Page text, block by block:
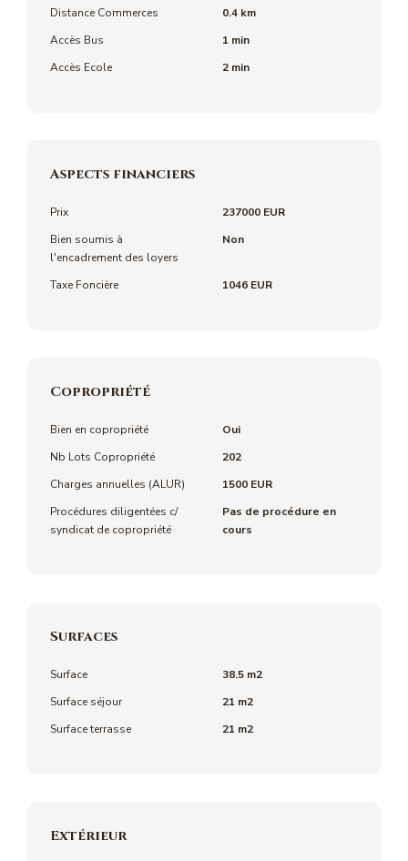
Distance Commerces
0.4 km
Accès Bus
1 min
Accès Ecole
2 min
Aspects financiers
Prix
237000 EUR
Bien soumis à
l'encadrement des loyers
Non
Taxe Foncière 1046 EUR
Copropriété
Bien en copropriété
Oui
Nb Lots Copropriété
202
Charges annuelles (ALUR)
1500 EUR
Procédures diligentées c/
syndicat de copropriété
Pas de procédure en
cours
Surfaces
Surface
38.5 m2
Surface séjour
21 m2
Surface terrasse
21 m2
Extérieur